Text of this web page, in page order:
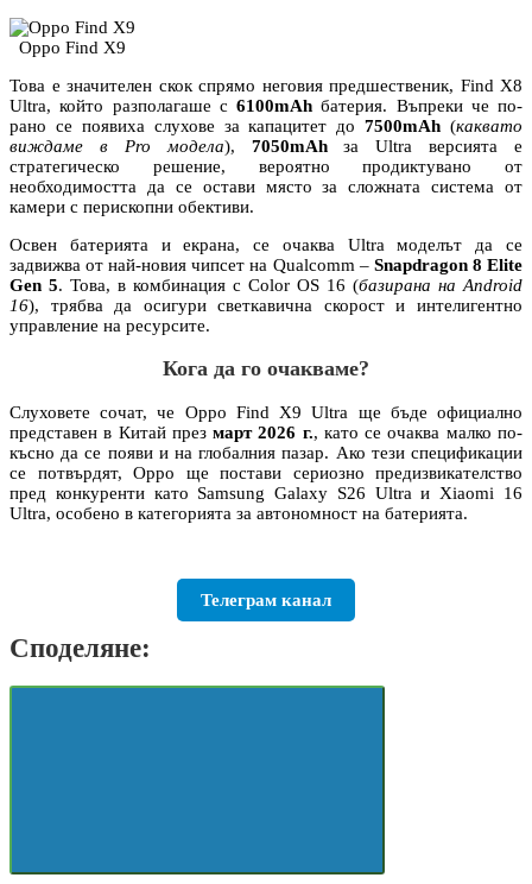
Oppo Find X9
Това е значителен скок спрямо неговия предшественик, Find X8
Ultra, който разполагаше с 6100mAhбатерия. Въпреки че по-
рано се появиха слухове за капацитет до7500mAh (каквато
виждаме в Pro модела), 7050mAhза Ultra версията е
стратегическо решение, вероятно продиктувано от
необходимостта да се остави място за сложната система от
камери с перископни обективи.
Освен батерията и екрана, се очаква Ultra моделът да се
задвижва от най-новия чипсет на Qualcomm – Snapdragon 8 Elite
Gen 5. Това, в комбинация с Color OS 16 (базирана на Android
16), трябва да осигури светкавична скорост и интелигентно
управление на ресурсите.
Кога да го очакваме?
Слуховете сочат, че Oppo Find X9 Ultra ще бъде официално
представен в Китай презмарт 2026 г., като се очаква малко по-
късно да се появи и на глобалния пазар. Ако тези спецификации
се потвърдят, Oppo ще постави сериозно предизвикателство
пред конкуренти като Samsung Galaxy S26 Ultra и Xiaomi 16
Ultra, особено в категорията за автономност на батерията.
Телеграм канал
Споделяне: